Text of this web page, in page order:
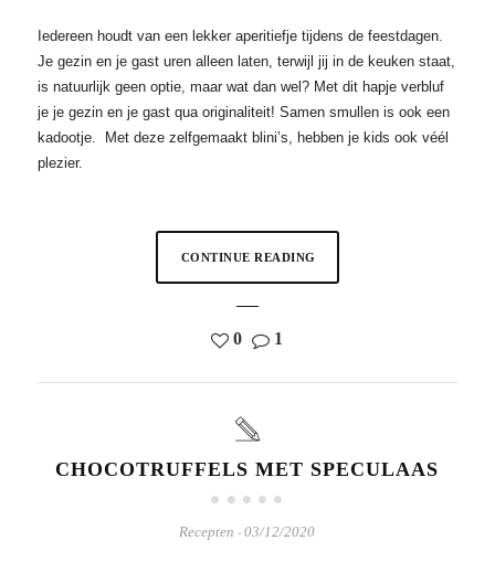
Iedereen houdt van een lekker aperitiefje tijdens de feestdagen.
Je gezin en je gast uren alleen laten, terwijl jij in de keuken staat,
is natuurlijk geen optie, maar wat dan wel? Met dit hapje verbluf
je je gezin en je gast qua originaliteit! Samen smullen is ook een
kadootje. Met deze zelfgemaakt blini’s, hebben je kids ook véél
plezier.
CONTINUE READING
0 1
CHOCOTRUFFELS MET SPECULAAS
Recepten - 03/12/2020